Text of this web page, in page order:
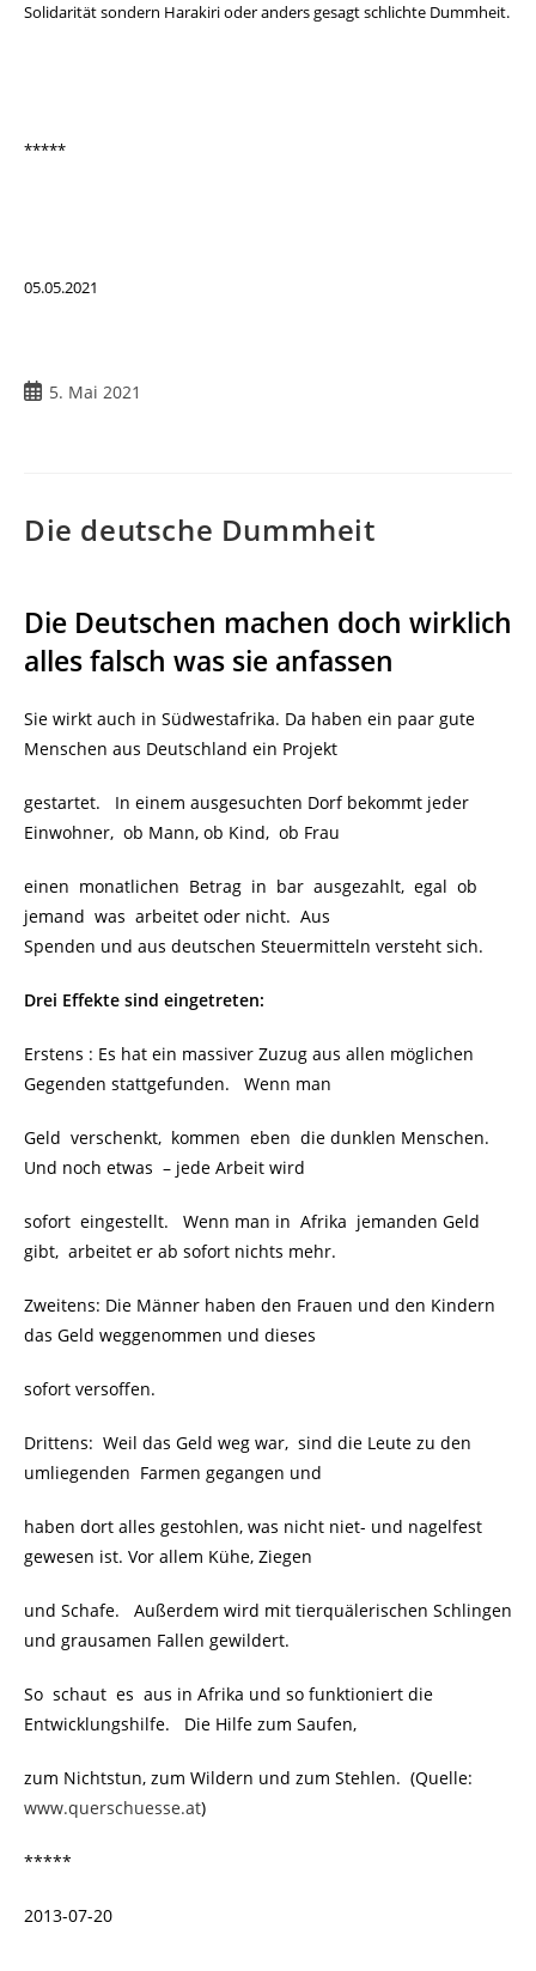
Solidarität sondern Harakiri oder anders gesagt schlichte Dummheit.
*****
05.05.2021
Beitrag5. Mai 2021
Die deutsche Dummheit
Die Deutschen machen doch wirklich
alles falsch was sie anfassen
Sie wirkt auch in Südwestafrika. Da haben ein paar gute
Menschen aus Deutschland ein Projekt
gestartet. In einem ausgesuchten Dorf bekommt jeder
Einwohner, ob Mann, ob Kind, ob Frau
einen monatlichen Betrag in bar ausgezahlt, egal ob
jemand was arbeitet oder nicht. Aus
Spenden und aus deutschen Steuermitteln versteht sich.
Drei Effekte sind eingetreten:
Erstens : Es hat ein massiver Zuzug aus allen möglichen
Gegenden stattgefunden. Wenn man
Geld verschenkt, kommen eben die dunklen Menschen.
Und noch etwas – jede Arbeit wird
sofort eingestellt. Wenn man in Afrika jemanden Geld
gibt, arbeitet er ab sofort nichts mehr.
Zweitens: Die Männer haben den Frauen und den Kindern
das Geld weggenommen und dieses
sofort versoffen.
Drittens: Weil das Geld weg war, sind die Leute zu den
umliegenden Farmen gegangen und
haben dort alles gestohlen, was nicht niet- und nagelfest
gewesen ist. Vor allem Kühe, Ziegen
und Schafe. Außerdem wird mit tierquälerischen Schlingen
und grausamen Fallen gewildert.
So schaut es aus in Afrika und so funktioniert die
Entwicklungshilfe. Die Hilfe zum Saufen,
zum Nichtstun, zum Wildern und zum Stehlen. (Quelle:
www.querschuesse.at)
*****
2013-07-20